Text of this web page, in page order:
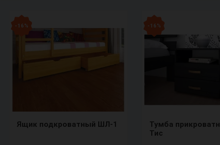
- 16 %
Ящик подкроватный ШЛ-1
- 16 %
Тумба
Тис